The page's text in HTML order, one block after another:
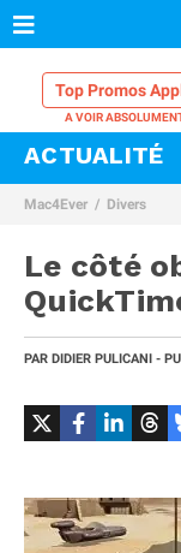
Top Promos
VPN Mac
Comparatif
ACTUALITÉ
Mac4Ever Divers
Le côté
PAR DIDIER PULICANI -